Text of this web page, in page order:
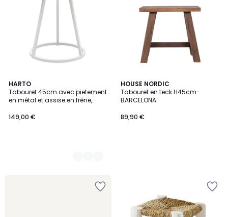
HARTO
Tabouret 45cm avec pietement
en métal et assise en frêne,
149,00 €
3
Couleurs
HOUSE NORDIC
Tabouret en teck H45cm-
BARCELONA
89,90 €